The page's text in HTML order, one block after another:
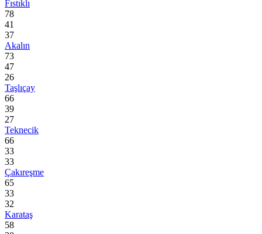
Fıstıklı
78
41
37
Akalın
73
47
26
Taşlıçay
66
39
27
Teknecik
66
33
33
Çakıreşme
65
33
32
Karataş
58